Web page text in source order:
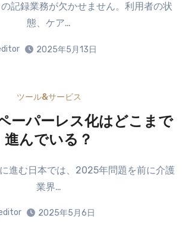
態、ケア…
2025年5月13日
ツール&サービス
ーパーレス化はどこまで
進んでいる？
業界…
2025年5月6日